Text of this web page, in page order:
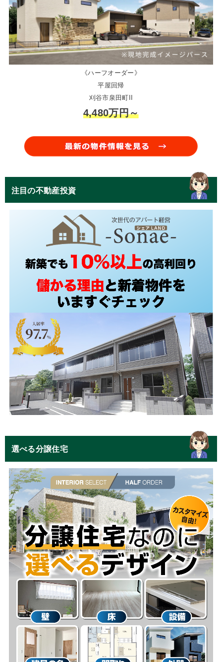
《ハーフオーダー》
平屋回帰
刈谷市泉田町II
4,480万円～
注目の不動産投資
選べる分譲住宅